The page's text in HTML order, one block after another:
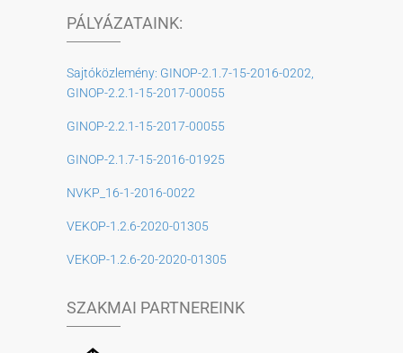
PÁLYÁZATAINK:
Sajtóközlemény: GINOP-2.1.7-15-2016-0202,
GINOP-2.2.1-15-2017-00055
GINOP-2.2.1-15-2017-00055
GINOP-2.1.7-15-2016-01925
NVKP_16-1-2016-0022
VEKOP-1.2.6-2020-01305
VEKOP-1.2.6-20-2020-01305
SZAKMAI PARTNEREINK